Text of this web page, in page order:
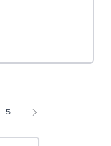
Page
5